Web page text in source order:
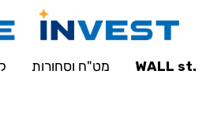
.WALL st מט"ח וסחורות
exceeded the
/var/www/